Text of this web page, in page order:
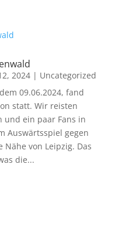
2024| Uncategorized
09.06.2024, fand
statt. Wir reisten
und ein paar Fans in
Auswärtsspiel gegen
von Leipzig. Das
die...